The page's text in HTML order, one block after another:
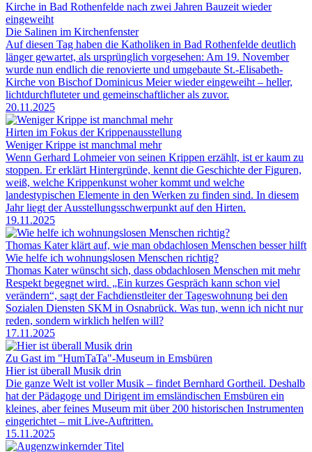
Kirche in Bad Rothenfelde nach zwei Jahren Bauzeit wieder
eingeweiht
Die Salinen im Kirchenfenster
Auf diesen Tag haben die Katholiken in Bad Rothenfelde deutlich
länger gewartet, als ursprünglich vorgesehen: Am 19. November
wurde nun endlich die renovierte und umgebaute St.-Elisabeth-
Kirche von Bischof Dominicus Meier wieder eingeweiht – heller,
lichtdurchfluteter und gemeinschaftlicher als zuvor.
20.11.2025
Hirten im Fokus der Krippenausstellung
Weniger Krippe ist manchmal mehr
Wenn Gerhard Lohmeier von seinen Krippen erzählt, ist er kaum zu
stoppen. Er erklärt Hintergründe, kennt die Geschichte der Figuren,
weiß, welche Krippenkunst woher kommt und welche
landestypischen Elemente in den Werken zu finden sind. In diesem
Jahr liegt der Ausstellungsschwerpunkt auf den Hirten.
19.11.2025
Thomas Kater klärt auf, wie man obdachlosen Menschen besser hilft
Wie helfe ich wohnungslosen Menschen richtig?
Thomas Kater wünscht sich, dass obdachlosen Menschen mit mehr
Respekt begegnet wird. „Ein kurzes Gespräch kann schon viel
verändern“, sagt der Fachdienstleiter der Tageswohnung bei den
Sozialen Diensten SKM in Osnabrück. Was tun, wenn ich nicht nur
reden, sondern wirklich helfen will?
17.11.2025
Zu Gast im "HumTaTa"-Museum in Emsbüren
Hier ist überall Musik drin
Die ganze Welt ist voller Musik – findet Bernhard Gortheil. Deshalb
hat der Pädagoge und Dirigent im emsländischen Emsbüren ein
kleines, aber feines Museum mit über 200 historischen Instrumenten
eingerichtet – mit Live-Auftritten.
15.11.2025